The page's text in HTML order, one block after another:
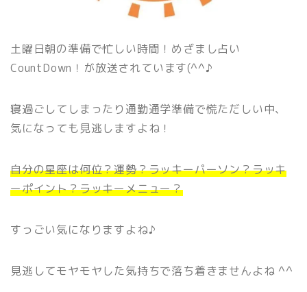
土曜日朝の準備で忙しい時間！めざまし占い
CountDown！が放送されています(^^♪
寝過ごしてしまったり通勤通学準備で慌ただしい中、
気になっても見逃しますよね！
自分の星座は何位？運勢？ラッキーパーソン？ラッキ
ーポイント？ラッキーメニュー？
すっごい気になりますよね♪
見逃してモヤモヤした気持ちで落ち着きませんよね ^^